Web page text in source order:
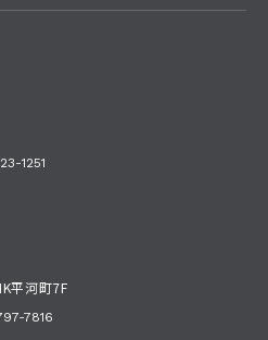
1251
平河町7F
7816